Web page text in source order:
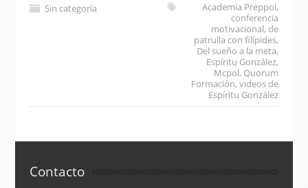
Sin categoría Academia Preppol,
conferencia
motivacional,de
patrulla con filípides,
Del sueño a la meta,
Espíritu González,
Mcpol, Quorum
Formación,videos de
Espíritu González
Contacto